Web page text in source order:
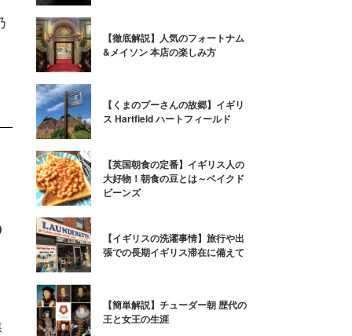
【徹底解説】人気のフォートナム
&メイソン 本店の楽しみ方
【くまのプーさんの故郷】イギリ
ス Hartfield ハートフィールド
【英国朝食の定番】イギリス人の
大好物！朝食の豆とは～ベイクド
ビーンズ
【イギリスの洗濯事情】旅行や出
張での長期イギリス滞在に備えて
【簡単解説】チューダー朝 歴代の
王と女王の生涯